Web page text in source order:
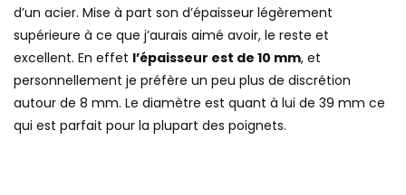
d’un acier. Mise à part son d’épaisseur légèrement
supérieure à ce que j’aurais aimé avoir, le reste et
excellent. En effet l’épaisseur est de 10 mm, et
personnellement je préfère un peu plus de discrétion
autour de 8 mm. Le diamètre est quant à lui de 39 mm ce
qui est parfait pour la plupart des poignets.